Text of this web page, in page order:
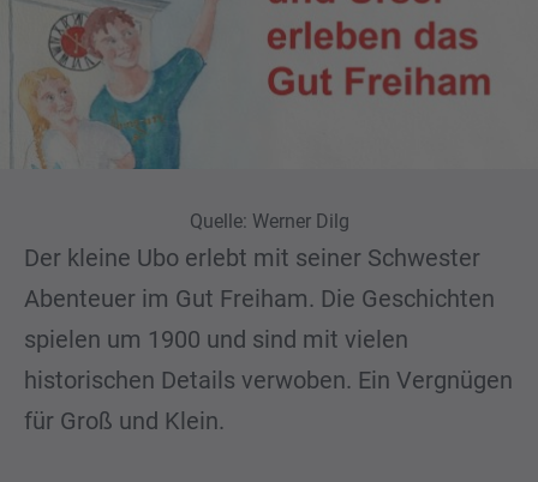
Quelle: Werner Dilg
Der kleine Ubo erlebt mit seiner Schwester
Abenteuer im Gut Freiham. Die Geschichten
spielen um 1900 und sind mit vielen
historischen Details verwoben. Ein Vergnügen
für Groß und Klein.